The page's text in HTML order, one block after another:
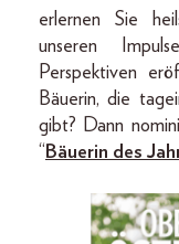
erlernen Sie
unseren
Perspektiven
Bäuerin, die
gibt? Dann
“Bäuerin des